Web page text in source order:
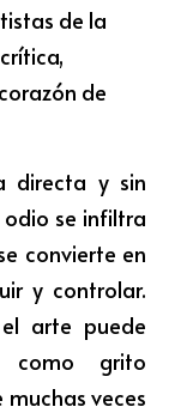
de la
directa y sin
se infiltra
convierte en
y controlar.
arte puede
como grito
veces